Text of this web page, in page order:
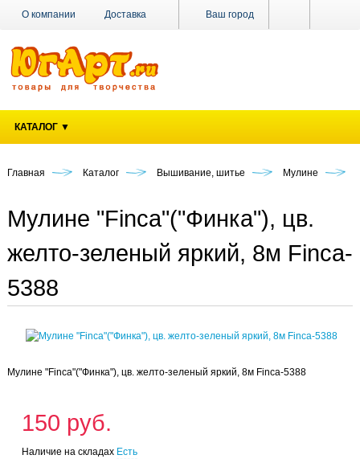
Ваш город
О компании Доставка
Наши магазины Новости
КАТАЛОГ ▼
Главная Каталог Вышивание, шитье Мулине
Мулине "Finca"("Финка"), цв.
желто-зеленый яркий, 8м Finca-
5388
Мулине "Finca"("Финка"), цв. желто-зеленый яркий, 8м Finca-5388
150 руб.
Наличие на складах Есть